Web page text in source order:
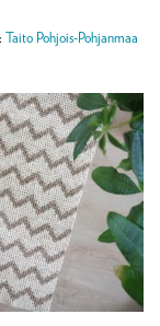
Taito Pohjois-Pohjanmaa